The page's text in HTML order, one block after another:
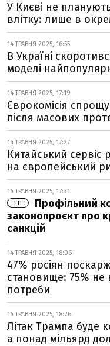
У Києві не
влітку: лише в
14 ТРАВНЯ 2025, 16:55
В Україні
моделі
14 ТРАВНЯ 2025, 17:19
Єврокомісія
після масових
14 ТРАВНЯ 2025, 17:27
Китайський сервіс
на європейський
14 ТРАВНЯ 2025, 17:31
ЕП
Профільний
законопроєкт про
санкцій
14 ТРАВНЯ 2025, 18:06
47% росіян
становище: 75% не
потреби
14 ТРАВНЯ 2025, 18:26
Літак Трампа буде
а понад мільярд